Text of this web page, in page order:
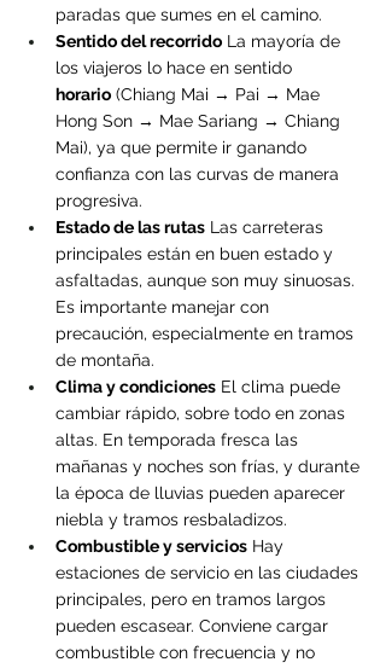
paradas que sumes en el camino.
Sentido del recorrido La mayoría de
los viajeros lo hace en sentido
horario (Chiang Mai → Pai → Mae
Hong Son → Mae Sariang → Chiang
Mai), ya que permite ir ganando
confianza con las curvas de manera
progresiva.
Estado de las rutas Las carreteras
principales están en buen estado y
asfaltadas, aunque son muy sinuosas.
Es importante manejar con
precaución, especialmente en tramos
de montaña.
Clima y condiciones El clima puede
cambiar rápido, sobre todo en zonas
altas. En temporada fresca las
mañanas y noches son frías, y durante
la época de lluvias pueden aparecer
niebla y tramos resbaladizos.
Combustible y servicios Hay
estaciones de servicio en las ciudades
principales, pero en tramos largos
pueden escasear. Conviene cargar
combustible con frecuencia y no